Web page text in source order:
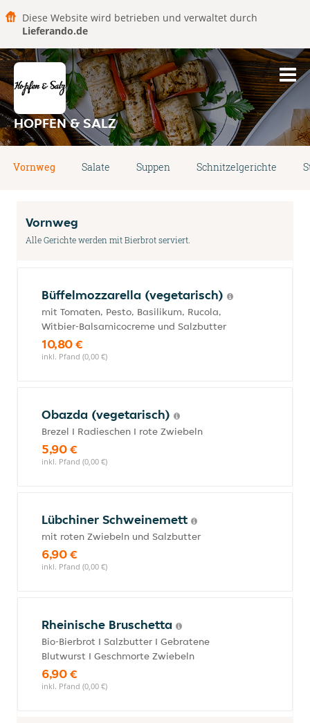
Diese Website wird betrieben und verwaltet durch
Lieferando.de
HOPFEN & SALZ
Vornweg Salate Suppen Schnitzelgerichte
Vornweg
Alle Gerichte werden mit Bierbrot serviert.
Büffelmozzarella (vegetarisch)
mit Tomaten, Pesto, Basilikum, Rucola,
Witbier-Balsamicocreme und Salzbutter
10,80 €
inkl. Pfand (0,00 €)
Obazda (vegetarisch)
Brezel I Radieschen I rote Zwiebeln
5,90 €
inkl. Pfand (0,00 €)
Lübchiner Schweinemett
mit roten Zwiebeln und Salzbutter
6,90 €
inkl. Pfand (0,00 €)
Rheinische Bruschetta
Bio-Bierbrot I Salzbutter I Gebratene
Blutwurst I Geschmorte Zwiebeln
6,90 €
inkl. Pfand (0,00 €)